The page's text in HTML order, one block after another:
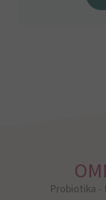
Probiotika -